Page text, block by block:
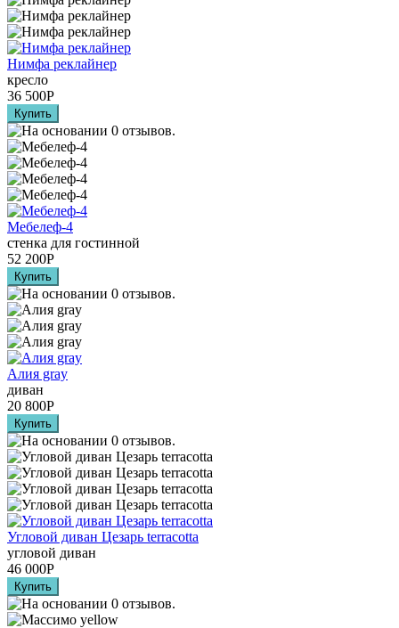
Нимфа реклайнер
кресло
36 500Р
Мебелеф-4
стенка для гостинной
52 200Р
Алия grаy
диван
20 800Р
Угловой диван Цезарь terracotta
угловой диван
46 000Р